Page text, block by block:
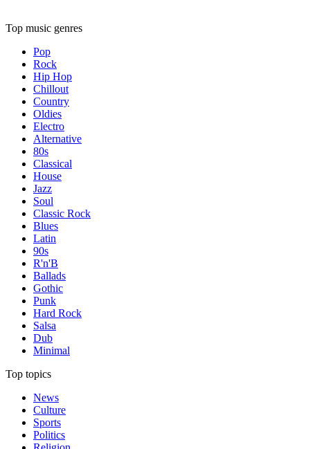
Top music genres
Pop
Rock
Hip Hop
Chillout
Country
Oldies
Electro
Alternative
80s
Classical
House
Jazz
Soul
Classic Rock
Blues
Latin
90s
R'n'B
Ballads
Gothic
Punk
Hard Rock
Salsa
Dub
Minimal
Top topics
News
Culture
Sports
Politics